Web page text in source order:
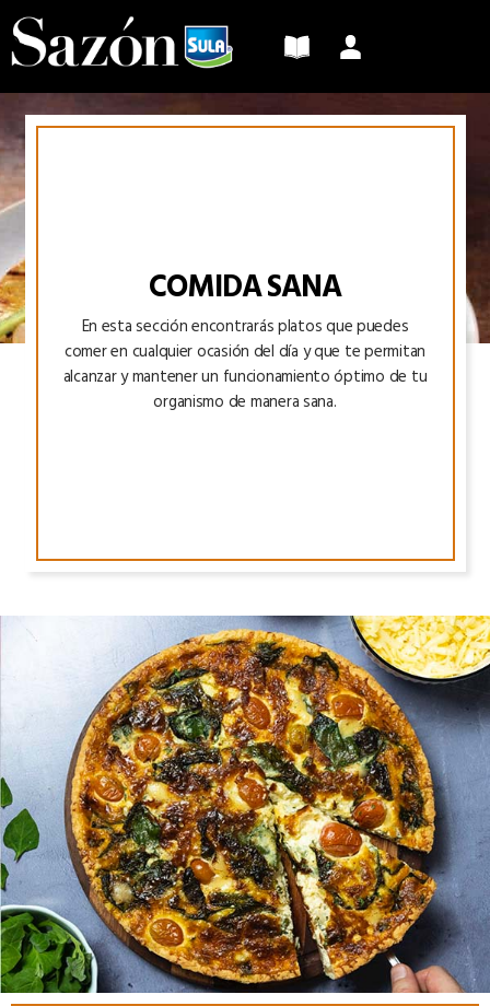
Sazón
Sula
COMIDA SANA
En esta sección encontrarás platos que puedes
comer en cualquier ocasión del día y que te permitan
alcanzar y mantener un funcionamiento óptimo de tu
organismo de manera sana.